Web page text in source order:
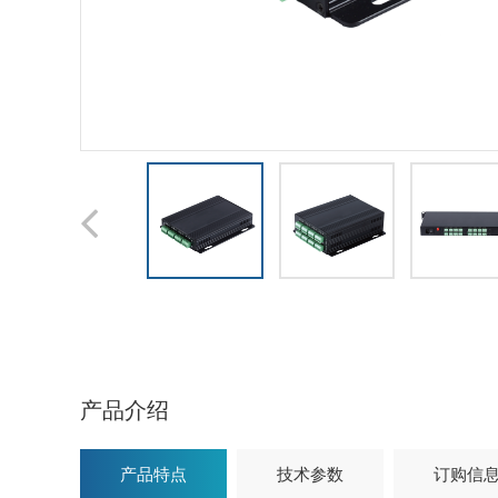
产品介绍
产品特点 技术参数 订购信